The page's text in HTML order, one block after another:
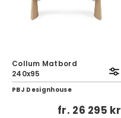
Collum Matbord
240x95
PBJ Designhouse
fr. 26 295 kr